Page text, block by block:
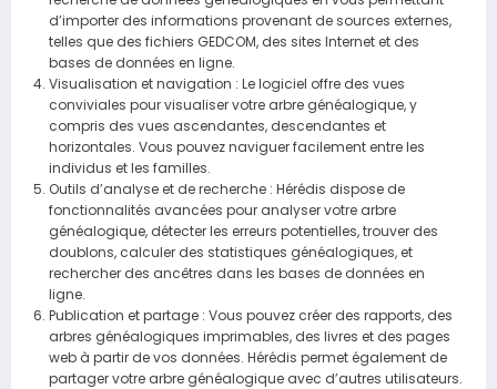
d’importer des informations provenant de sources externes,
telles que des fichiers GEDCOM, des sites Internet et des
bases de données en ligne.
Visualisation et navigation : Le logiciel offre des vues
conviviales pour visualiser votre arbre généalogique, y
compris des vues ascendantes, descendantes et
horizontales. Vous pouvez naviguer facilement entre les
individus et les familles.
Outils d’analyse et de recherche : Hérédis dispose de
fonctionnalités avancées pour analyser votre arbre
généalogique, détecter les erreurs potentielles, trouver des
doublons, calculer des statistiques généalogiques, et
rechercher des ancêtres dans les bases de données en
ligne.
Publication et partage : Vous pouvez créer des rapports, des
arbres généalogiques imprimables, des livres et des pages
web à partir de vos données. Hérédis permet également de
partager votre arbre généalogique avec d’autres utilisateurs.